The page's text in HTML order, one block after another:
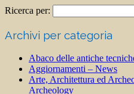
Ricerca per:
Archivi per categoria
Abaco delle antiche
Aggiornamenti – News
Arte, Architettura ed
Archeology